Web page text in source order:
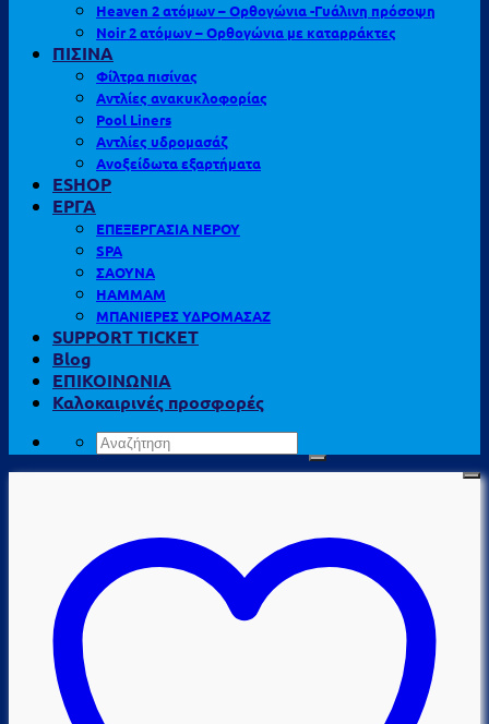
Heaven 2 ατόμων – Ορθογώνια -Γυάλινη πρόσοψη
Noir 2 ατόμων – Ορθογώνια με καταρράκτες
ΠΙΣΙΝΑ
Φίλτρα πισίνας
Αντλίες ανακυκλοφορίας
Pool Liners
Αντλίες υδρομασάζ
Ανοξείδωτα εξαρτήματα
ESHOP
ΕΡΓΑ
ΕΠΕΞΕΡΓΑΣΙΑ ΝΕΡΟΥ
SPA
ΣΑΟΥΝΑ
HAMMAM
ΜΠΑΝΙΕΡΕΣ ΥΔΡΟΜΑΣΑΖ
SUPPORT TICKET
Blog
ΕΠΙΚΟΙΝΩΝΙΑ
Καλοκαιρινές προσφορές
Αναζήτηση
για: